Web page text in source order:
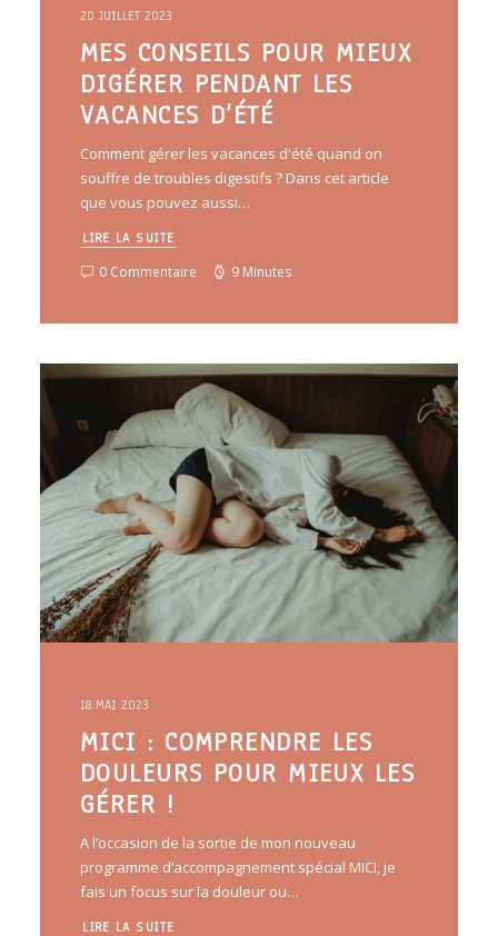
20 JUILLET 2023
MES CONSEILS POUR MIEUX
DIGÉRER PENDANT LES
VACANCES D’ÉTÉ
Comment gérer les vacances d'été quand on
souffre de troubles digestifs ? Dans cet article
que vous pouvez aussi…
LIRE LA SUITE
0 Commentaire 9 Minutes
18 MAI 2023
MICI : COMPRENDRE LES
DOULEURS POUR MIEUX LES
GÉRER !
A l’occasion de la sortie de mon nouveau
programme d’accompagnement spécial MICI, je
fais un focus sur la douleur ou…
LIRE LA SUITE